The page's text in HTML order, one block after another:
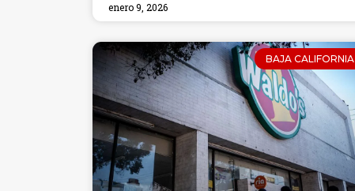
enero 9, 2026
BAJA CALIFORNIA